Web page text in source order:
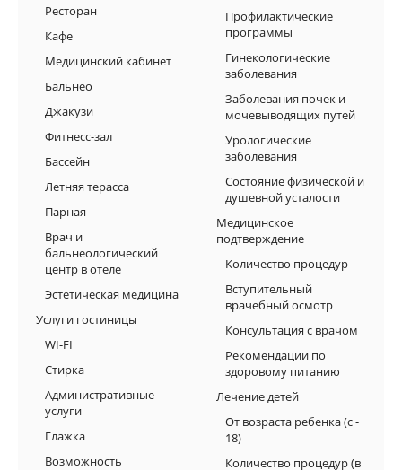
Ресторан
Кафе
Медицинский кабинет
Бальнео
Джакузи
Фитнесс-зал
Бассейн
Летняя терасса
Парная
Врач и
бальнеологический
центр в отеле
Эстетическая медицина
Услуги гостиницы
WI-FI
Стирка
Административные
услуги
Глажка
Возможность
Профилактические
программы
Гинекологические
заболевания
Заболевания почек и
мочевыводящих путей
Урологические
заболевания
Состояние физической и
душевной усталости
Медицинское
подтверждение
Количество процедур
Вступительный
врачебный осмотр
Консультация с врачoм
Рекомендации по
здоровому питанию
Лечение детей
От возраста ребенка (с -
18)
Количество процедур (в